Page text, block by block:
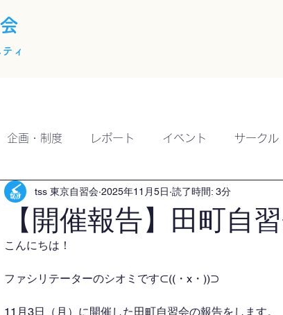
ィ
企画・制度 レポート イベント サークル
【開催報告】田町自
tss 東京自習会 2025年11月5日 読了時間: 3分
こんにちは！
ファシリテーターのシオミです⊂((・x・))⊃
11月3日（月）に開催した田町自習会の報告をします。